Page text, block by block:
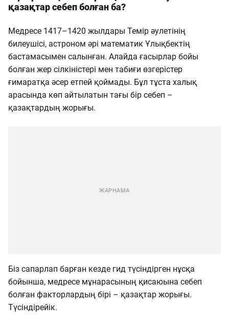
қазақтар себеп болған ба?
Медресе 1417–1420 жылдары Темір әулетінің
билеушісі, астроном әрі математик Ұлықбектің
бастамасымен салынған. Алайда ғасырлар бойы
болған жер сілкіністері мен табиғи өзгерістер
ғимаратқа әсер етпей қоймады. Бұл тұста халық
арасында көп айтылатын тағы бір себеп –
қазақтардың жорығы.
Біз сапарлап барған кезде гид түсіндірген нұсқа
бойынша, медресе мұнарасының қисаюына себеп
болған факторлардың бірі – қазақтар жорығы.
Түсіндірейік.